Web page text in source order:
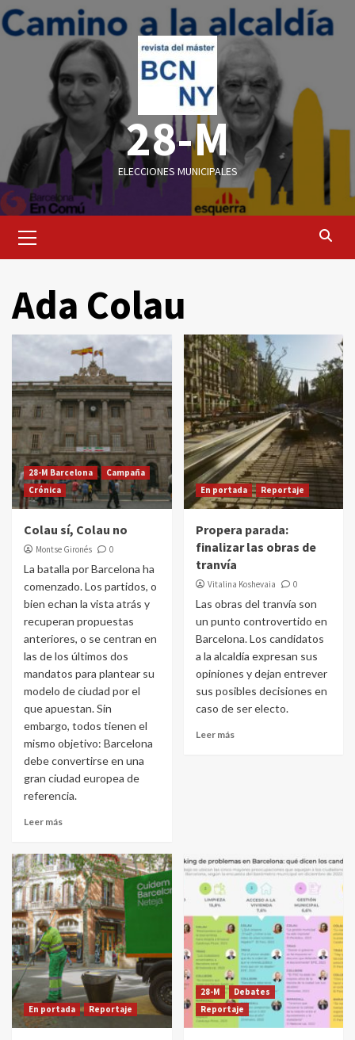
Saltar
al
28-M
ELECCIONES MUNICIPALES
primario
Ada Colau
28-M Barcelona
Campaña
Crónica
Colau sí, Colau no
Montse Gironés 0
La batalla por Barcelona ha
comenzado. Los partidos, o
bien echan la vista atrás y
recuperan propuestas
anteriores, o se centran en
las de los últimos dos
mandatos para plantear su
modelo de ciudad por el
que apuestan. Sin
embargo, todos tienen el
mismo objetivo: Barcelona
debe convertirse en una
gran ciudad europea de
referencia.
Leer más
En portada Reportaje
Propera parada:
finalizar las obras de
tranvía
Vitalina Koshevaia 0
Las obras del tranvía son
un punto controvertido en
Barcelona. Los candidatos
a la alcaldía expresan sus
opiniones y dejan entrever
sus posibles decisiones en
caso de ser electo.
Leer más
En portada Reportaje
28-M
Debates
Reportaje